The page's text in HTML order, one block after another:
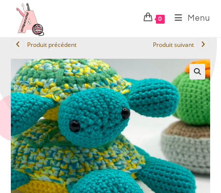
0 Menu
Produit précédent Produit suivant